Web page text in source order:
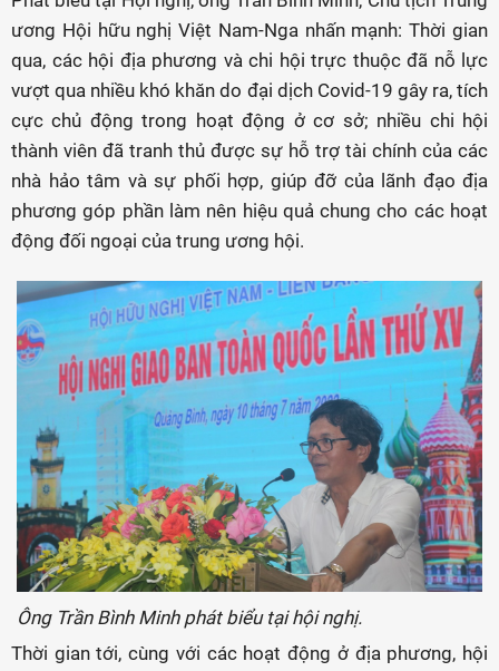
ương Hội hữu nghị Việt Nam-Nga nhấn mạnh: Thời gian
qua, các hội địa phương và chi hội trực thuộc đã nỗ lực
vượt qua nhiều khó khăn do đại dịch Covid-19 gây ra, tích
cực chủ động trong hoạt động ở cơ sở; nhiều chi hội
thành viên đã tranh thủ được sự hỗ trợ tài chính của các
nhà hảo tâm và sự phối hợp, giúp đỡ của lãnh đạo địa
phương góp phần làm nên hiệu quả chung cho các hoạt
động đối ngoại của trung ương hội.
Ông Trần Bình Minh phát biểu tại hội nghị.
Thời gian tới, cùng với các hoạt động ở địa phương, hội